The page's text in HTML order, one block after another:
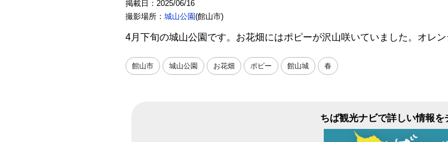
掲載日：2025/06/16
撮影場所： 城山公園(館山市)
4月下旬の城山公園です。お花畑にはポピーが沢山咲いていました。オレ
館山市 城山公園 お花畑 ポピー 館山城 春
ちば観光ナビで詳しい情報を